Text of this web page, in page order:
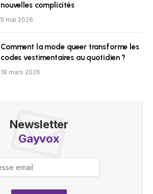
nouvelles complicités
5 mai 2026
Comment la mode queer transforme les
codes vestimentaires au quotidien ?
18 mars 2026
Newsletter
Gayvox